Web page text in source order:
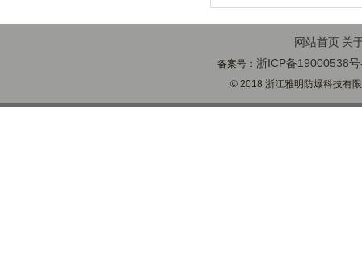
网站首页 关
备案号：浙ICP备19000538
© 2018 浙江雅明防爆科技有